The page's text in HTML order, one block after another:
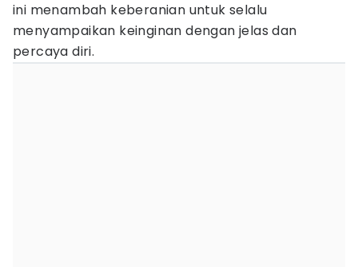
ini menambah keberanian untuk selalu
menyampaikan keinginan dengan jelas dan
percaya diri.